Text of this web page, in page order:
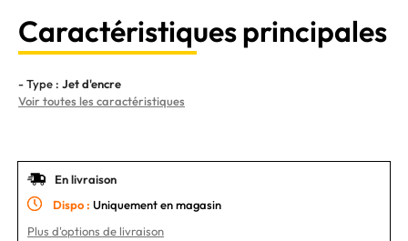
Caractéristiques principales
- Type : Jet d'encre
Voir toutes les caractéristiques
En livraison
Dispo : Uniquement en magasin
Plus d'options de livraison